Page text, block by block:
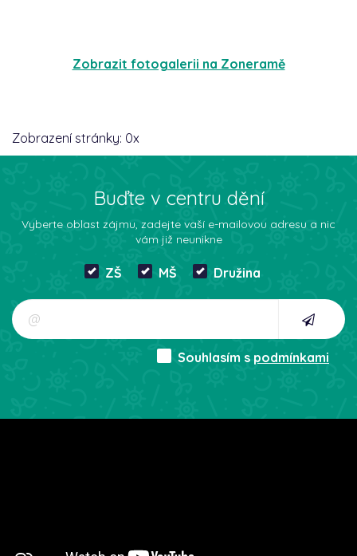
Zobrazit fotogalerii na Zoneramě
Zobrazení stránky: 0x
Buďte v centru dění
Vyberte oblast zájmu, zadejte vaší e-mailovou adresu a nic
vám již neunikne
ZŠ MŠ Družina
Souhlasím s podmínkami